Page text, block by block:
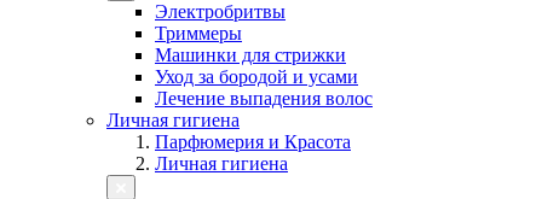
Электробритвы
Триммеры
Машинки для стрижки
Уход за бородой и усами
Лечение выпадения волос
Личная гигиена
Парфюмерия и Красота
Личная гигиена